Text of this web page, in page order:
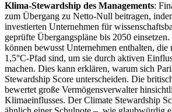
Klima-Stewardship des Managements:
zum Übergang zu Netto-Null beitragen,
investierten Unternehmen für
geprüfte Übergangspläne bis 2050
können bewusst Unternehmen enthalten, die
1,5°C-Pfad sind, um sie durch aktiven
machen. Dies kann erklären, warum sich
Stewardship Score unterscheiden. Die
bewertet große Vermögensverwalter
Klimaeinflusses. Der Climate Stewardship